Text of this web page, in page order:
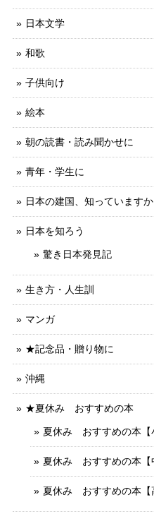
日本文学
和歌
子供向け
絵本
朝の読書・読み聞かせに
青年・学生に
日本の建国、知っていますか
日本を知ろう
驚き日本発見記
生き方・人生訓
マンガ
★記念品・贈り物に
沖縄
★夏休み おすすめの本
夏休み おすすめの本【
夏休み おすすめの本【
夏休み おすすめの本【